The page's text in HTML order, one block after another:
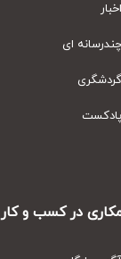
ای
در کسب و کار